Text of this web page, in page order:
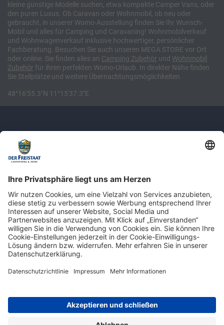
kleine günstige Modelle suchen, etwa kompakte Camper Vans, oder
den puren Luxus. Ob Caravan oder Wohnmobil, ob neu oder
gebraucht, in unserer Womo-Ausstellung finden Sie Ihr Wunsch-
Mobil und alles für Camping und Caravaning! Wohnmobilverkauf
und Wohnwagenverkauf inklusive hochwertiger, persönlicher
Fachberatung. Besuchen Sie auch unseren MEGA STORE vor Ort
oder online. Sie finden alles an Camping Zubehör und Wohnmobil
Zubehör für ihren perfekten Womo-Urlaub. In direkter Nähe finden
Sie Stellplätze und weitere Übernachtungsmöglichkeiten.
48°16'55.3"N 11°15'37.3"E
Newsletter: Jetzt auf
shop.derfreistaat.de anmelden und
einen 5€ Gutschein für unseren Online-
Shop erhalten!*
Impressum Datenschutz Barrierefreiheit